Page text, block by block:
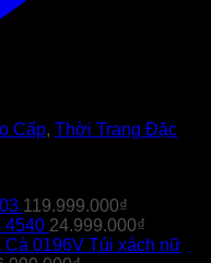
Cấp, Thời Trang Đặc
119.999.000₫
4540 24.999.000₫
Túi xách nữ